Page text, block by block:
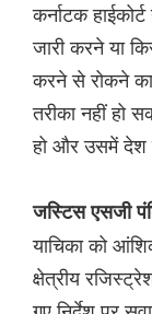
कर्नाटक
जारी करने या
करने से रोकने का
तरीका नहीं हो
हो और उसमें देश
जस्टिस एसजी
याचिका को
क्षेत्रीय